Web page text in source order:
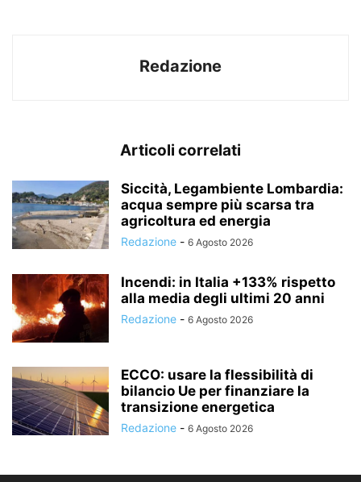
Redazione
Articoli correlati
Siccità, Legambiente Lombardia:
acqua sempre più scarsa tra
agricoltura ed energia
Redazione - 6 Agosto 2026
Incendi: in Italia +133% rispetto
alla media degli ultimi 20 anni
Redazione - 6 Agosto 2026
ECCO: usare la flessibilità di
bilancio Ue per finanziare la
transizione energetica
Redazione - 6 Agosto 2026